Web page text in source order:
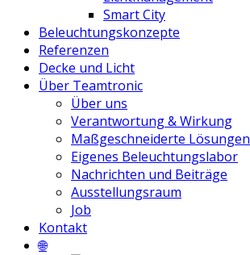
Smart City
Beleuchtungskonzepte
Referenzen
Decke und Licht
Über Teamtronic
Über uns
Verantwortung & Wirkung
Maßgeschneiderte Lösungen
Eigenes Beleuchtungslabor
Nachrichten und Beiträge
Ausstellungsraum
Job
Kontakt
🌐